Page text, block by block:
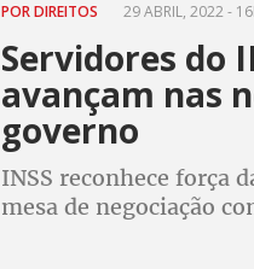
POR DIREITOS 29 ABRIL, 2022 -
Servidores do
avançam nas
governo
INSS reconhece força
mesa de negociação